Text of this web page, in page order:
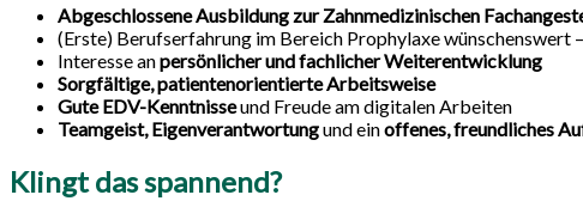
Abgeschlossene Ausbildung zur Zahnmedizinischen
(Erste) Berufserfahrung im Bereich Prophylaxe wünschenswert
Interesse anpersönlicher und fachlicher Weiterentwicklung
Sorgfältige, patientenorientierte Arbeitsweise
Gute EDV-Kenntnisseund Freude am digitalen Arbeiten
Teamgeist,Eigenverantwortungund einoffenes, freundliches
Klingt das spannend?